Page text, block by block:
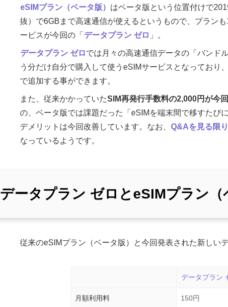
eSIMプラン（ベータ版） はベータ版という位置付けで
抜）で6GBまで高速通信が使えるというもので、プラン
ービスが今回の「 データプラン ゼロ 」。
データプラン ゼロでは月々の高速通信データの「バンド
う分だけ自分で購入して使うeSIMサービスとなっており、
で追加する事ができます。
また、従来かかっていたSIM再発行手数料の2,000円が今
の、ベータ版では課題だった「eSIMを端末間で移すたび
デメリットは今回改善しています。なお、 Q&Aを見る限り
なっているようです。
データプラン ゼロとeSIMプラン（
従来のeSIMプラン（ベータ版）と今回発表された新しい
データプラン
月額利用料 150円